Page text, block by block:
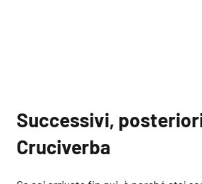
Successivi,
Cruciverba